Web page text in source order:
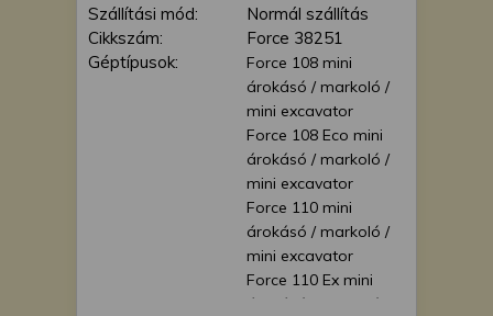
Szállítási mód:
Normál szállítás
Cikkszám:
Force 38251
Géptípusok:
Force 108 mini
árokásó / markoló /
mini excavator
Force 108 Eco mini
árokásó / markoló /
mini excavator
Force 110 mini
árokásó / markoló /
mini excavator
Force 110 Ex mini
árokásó / markoló /
részletesebb információkhoz juthat, és
megváltoztathatja beállításait. Felhívjuk
figyelmét, hogy személyes adatainak
bizonyos kezeléséhez nem feltétlenül
szükséges az Ön hozzájárulása, de
jogában áll tiltakozni az ilyen jellegű
adatkezelés ellen. A beállításai csak erre
a weboldalra érvényesek. Erre a
webhelyre visszatérve vagy az
adatvédelmi szabályzatunk segítségével
bármikor megváltoztathatja a